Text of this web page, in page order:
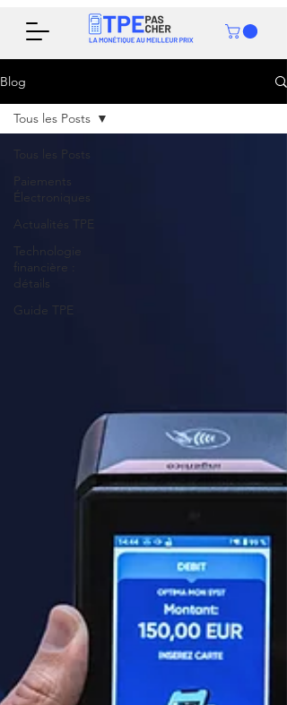
Blog
Tous les Posts
Paiements
Électroniques
Actualités TPE
Technologie
financière :
détails
Guide TPE
Tous les Posts